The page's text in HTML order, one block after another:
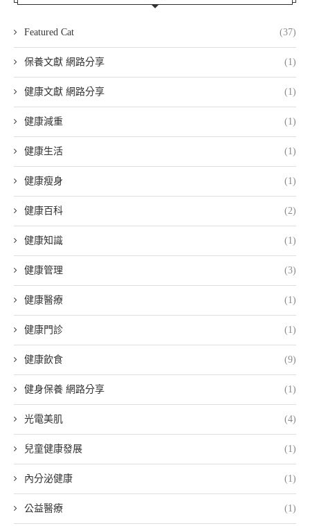
Featured Cat (37)
保養文獻 網路分享 (1)
健康文獻 網路分享 (1)
健康減重 (1)
健康生活 (1)
健康瘦身 (1)
健康百科 (2)
健康知識 (1)
健康管理 (3)
健康醫療 (1)
健康門診 (1)
健康飲食 (9)
健身保養 網路分享 (1)
光電美肌 (4)
兒童健康發展 (1)
內分泌健康 (1)
公益醫療 (1)